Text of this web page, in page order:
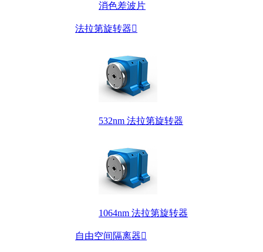
消色差波片
法拉第旋转器
532nm 法拉第旋转器
1064nm 法拉第旋转器
自由空间隔离器